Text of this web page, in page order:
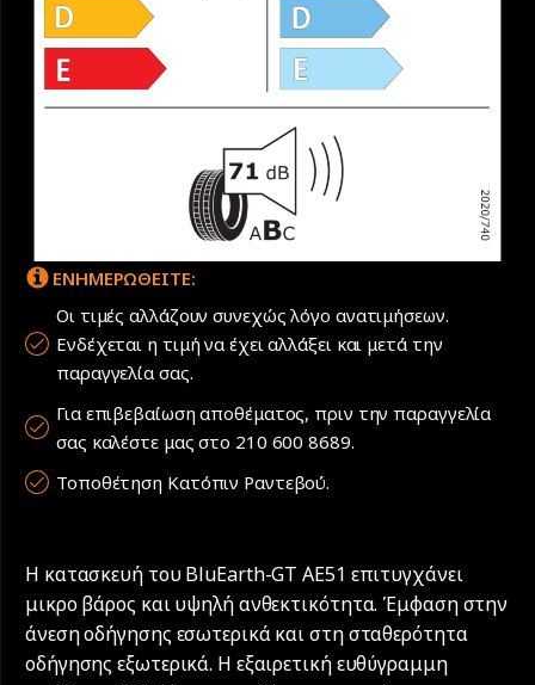
ΕΝΗΜΕΡΩΘΕΙΤΕ:
Οι τιμές αλλάζουν συνεχώς λόγο ανατιμήσεων.
Ενδέχεται η τιμή να έχει αλλάξει και μετά την
παραγγελία σας.
Για επιβεβαίωση αποθέματος, πριν την παραγγελία
σας καλέστε μας στο 210 600 8689.
Τοποθέτηση Κατόπιν Ραντεβού.
Η κατασκευή του BluEarth-GT AE51 επιτυγχάνει
μικρο βάρος και υψηλή ανθεκτικότητα. Έμφαση στην
άνεση οδήγησης εσωτερικά και στη σταθερότητα
οδήγησης εξωτερικά. Η εξαιρετική ευθύγραμμη